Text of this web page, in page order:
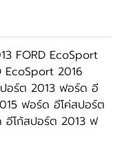
FORD EcoSport
EcoSport 2016
อร์ต 2013 ฟอร์ด อี
ฟอร์ด อีโค่สปอร์ต
อีโก้สปอร์ต 2013 ฟ